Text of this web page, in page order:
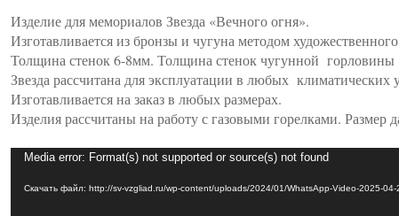
Изделие для мемориалов Звезда «Вечного огня».
Изготавливается из бронзы и чугуна методом
Толщина стенок 6-8мм. Толщина стенок чугунной горловины
Звезда рассчитана для эксплуатации в любых климатических
Изготавливается на заказ в любых размерах.
Изделия рассчитаны на работу с газовыми горелками.
Видеоплеер
Media error: Format(s) not supported or source(s) not found
Скачать файл: http://sv-vzgliad.ru/wp-content/uploads/2024/01/WhatsApp-Video-2025-